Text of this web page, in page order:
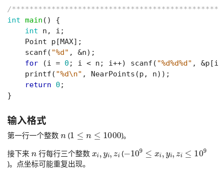
/
int main ()
{
int
n , i ;
Point
p [MAX];
scanf ( "%d" , &n);
for
(i = 0 ; i < n ; i++) scanf ( "%d%d%d" , &p [i
printf ( "%d\n" , NearPoints (p , n));
return
0 ;
}
输入格式
第一行一个整数 (1 n 1000
)。
接下来
行每行三个整数 ( 9
)。点坐标可能重复出现。